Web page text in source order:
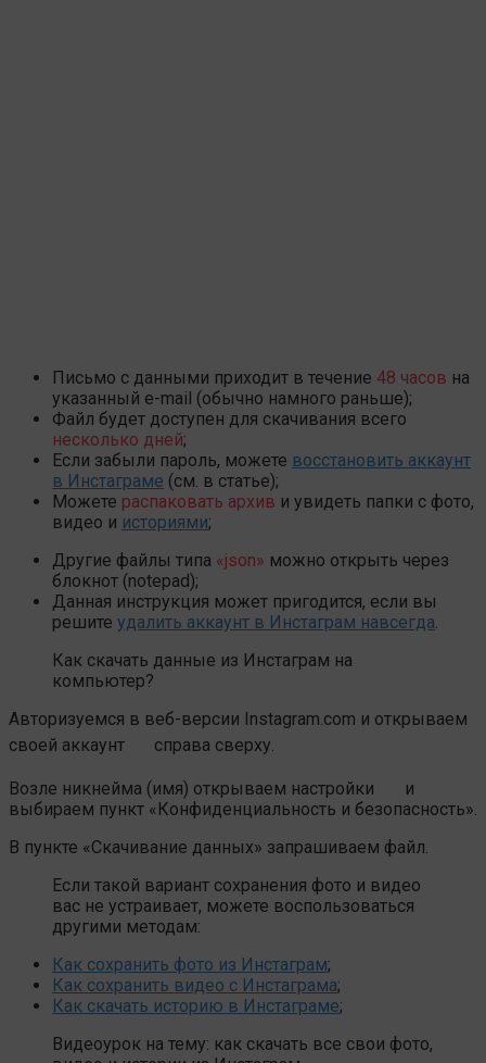
Письмо с данными приходит в течение 48 часов на
указанный e-mail (обычно намного раньше);
Файл будет доступен для скачивания всего
несколько дней;
Если забыли пароль, можете восстановить аккаунт
в Инстаграме (см. в статье);
Можете распаковать архив и увидеть папки с фото,
видео и историями;
Другие файлы типа «json» можно открыть через
блокнот (notepad);
Данная инструкция может пригодится, если вы
решите удалить аккаунт в Инстаграм навсегда
Как скачать данные из Инстаграм на
компьютер?
Авторизуемся в веб-версии Instagram.com и открываем
своей аккаунт
справа сверху.
Возле никнейма (имя) открываем настройки
и
выбираем пункт «Конфиденциальность и безопасность».
В пункте «Скачивание данных» запрашиваем файл.
Если такой вариант сохранения фото и видео
вас не устраивает, можете воспользоваться
другими методам:
Как сохранить фото из Инстаграм;
Как сохранить видео с Инстаграма;
Как скачать историю в Инстаграме;
Видеоурок на тему: как скачать все свои фото,